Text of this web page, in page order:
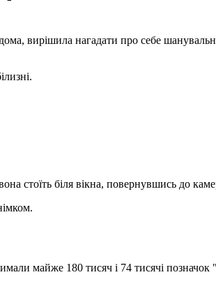
вирішила нагадати про себе
стоїть біля вікна, повернувшись до
майже 180 тисяч і 74 тисячі позначок